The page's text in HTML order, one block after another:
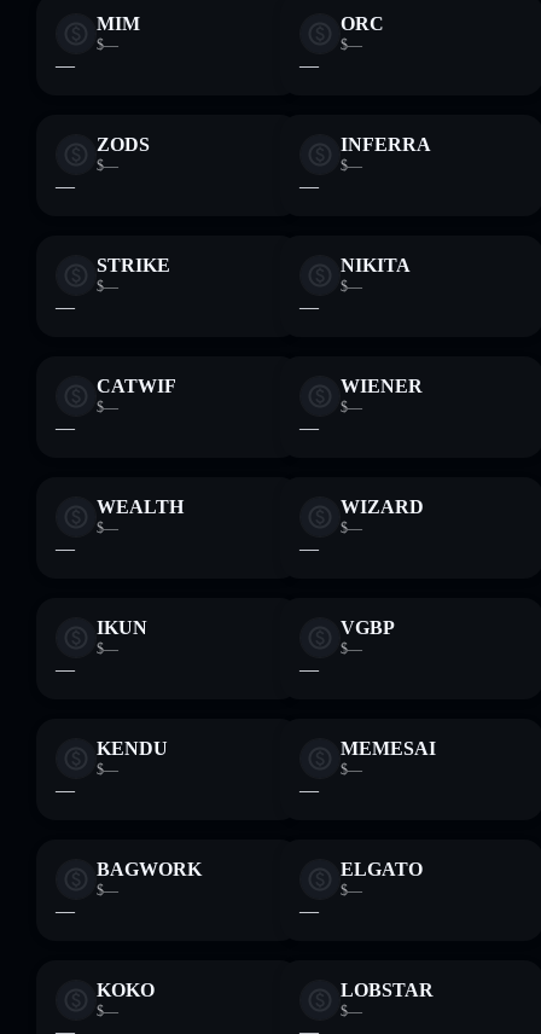
MIM
$—
—
ORC
$—
—
ZODS
$—
—
INFERRA
$—
—
STRIKE
$—
—
NIKITA
$—
—
CATWIF
$—
—
WIENER
$—
—
WEALTH
$—
—
WIZARD
$—
—
IKUN
$—
—
VGBP
$—
—
KENDU
$—
—
MEMESAI
$—
—
BAGWORK
$—
—
ELGATO
$—
—
KOKO
$—
LOBSTAR
$—